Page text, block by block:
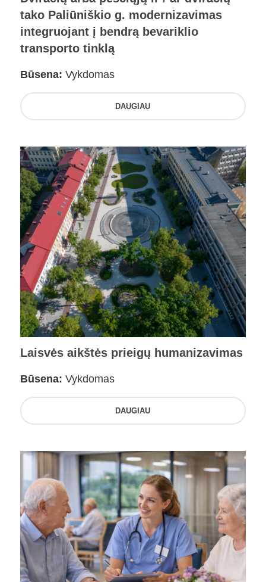
tako Paliūniškio g. modernizavimas
integruojant į bendrą bevariklio
transporto tinklą
Būsena: Vykdomas
DAUGIAU
Laisvės aikštės prieigų humanizavimas
Būsena: Vykdomas
DAUGIAU